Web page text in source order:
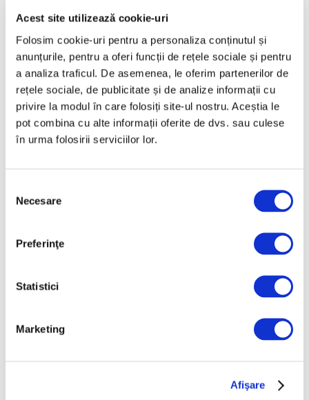
Acest site utilizează cookie-uri
Folosim cookie-uri pentru a personaliza conținutul și
anunțurile, pentru a oferi funcții de rețele sociale și pentru
a analiza traficul. De asemenea, le oferim partenerilor de
rețele sociale, de publicitate și de analize informații cu
privire la modul în care folosiți site-ul nostru. Aceștia le
pot combina cu alte informații oferite de dvs. sau culese
în urma folosirii serviciilor lor.
consimțământului
Necesare
Preferinţe
Statistici
Marketing
Afişare
Jeff Koons, la Muzeul de Artă
Cicladică din Atena
științific vechi de zeci de
Artown Now – O sută de